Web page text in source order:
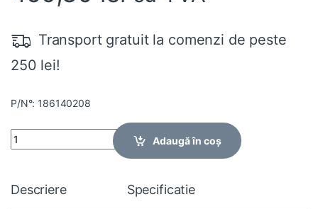
Transport gratuit la comenzi de peste
250 lei!
P/N°: 186140208
Quantity
Adaugă în coș
Descriere Specificatie